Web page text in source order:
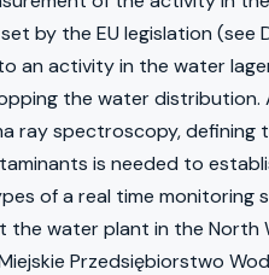
by the EU legislation (see
an activity in the water
the water
ray spectroscopy,
is needed to
of a real time monitoring
water plant in the North
Przedsiębiorstwo